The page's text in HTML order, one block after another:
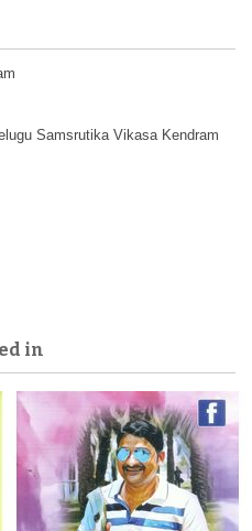
Samsrutika Vikasa Kendram
in